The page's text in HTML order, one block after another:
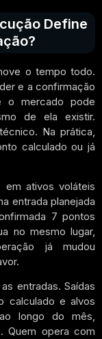
Define
o tempo todo.
e a confirmação
o mercado pode
de ela existir.
Na prática,
calculado ou já
em ativos voláteis
entrada planejada
7 pontos
no mesmo lugar,
já mudou
entradas. Saídas
calculado e alvos
longo do mês,
Quem opera com